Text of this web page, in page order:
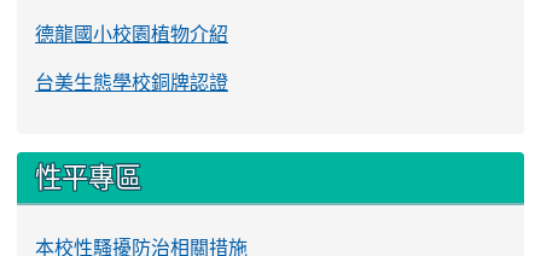
德龍國小校園植物介紹
台美生態學校銅牌認證
性平專區
本校性騷擾防治相關措施